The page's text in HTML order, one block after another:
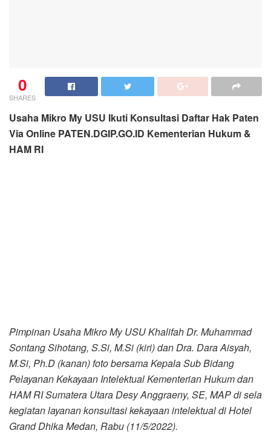
0
SHARES
Usaha Mikro My USU Ikuti Konsultasi Daftar Hak Paten
Via Online PATEN.DGIP.GO.ID Kementerian Hukum &
HAM RI
Usaha Mikro My USU (Untuk Seluruh Umat) yang
bergerak di bidang penemuan dan inovasi Kalsium
Organik dari tulang ikan pimpinan Khalifah Dr.
Muhammad Sontang Sihotang, S.Si, M.Si dan Dra. Dara
Aisyah, M.Si, Ph.D turut serta mengikuti Promosi dan
Diseminasi Kekayaan Intelektual “Layanan Konsultasi